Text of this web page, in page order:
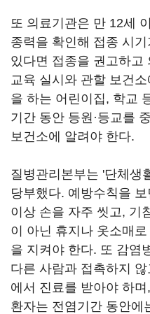
또 의료기관은 만 12세
종력을 확인해 접종 시
있다면 접종을 권고하고
교육 실시와 관할 보건
을 하는 어린이집, 학교
기간 동안 등원·등교를
보건소에 알려야 한다.
질병관리본부는 '단체생
당부했다. 예방수칙을
이상 손을 자주 씻고, 기
이 아닌 휴지나 옷소매
을 지켜야 한다. 또 감염
다른 사람과 접촉하지
에서 진료를 받아야 하
환자는 전염기간 동안에